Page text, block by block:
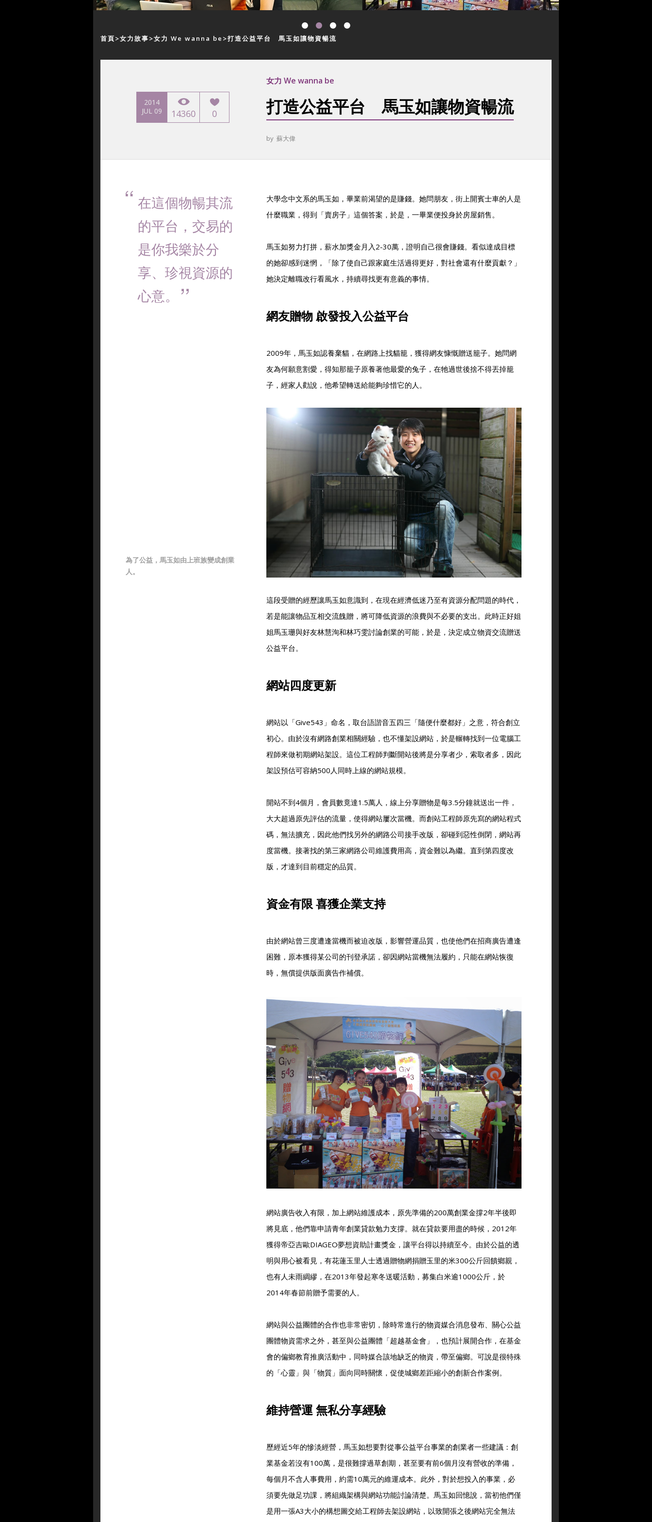
首頁 女力故事 女力 We wanna be 打造公益平台 馬玉如讓物資暢流
2014
JUL 09
14360 0
女力 We wanna be
打造公益平台 馬玉如讓物資暢流
by 蘇大偉
在這個物暢其流
的平台，交易的
是你我樂於分
享、珍視資源的
心意。
大學念中文系的馬玉如，畢業前渴望的是賺錢。她問朋友，街上開賓士車的人是
什麼職業，得到「賣房子」這個答案，於是，一畢業便投身於房屋銷售。
馬玉如努力打拼，薪水加獎金月入2-30萬，證明自己很會賺錢。看似達成目標
的她卻感到迷惘，「除了使自己跟家庭生活過得更好，對社會還有什麼貢獻？」
她決定離職改行看風水，持續尋找更有意義的事情。
網友贈物 啟發投入公益平台
2009年，馬玉如認養棄貓，在網路上找貓籠，獲得網友慷慨贈送籠子。她問網
友為何願意割愛，得知那籠子原養著他最愛的兔子，在牠過世後捨不得丟掉籠
子，經家人勸說，他希望轉送給能夠珍惜它的人。
為了公益，馬玉如由上班族變成創業
人。
這段受贈的經歷讓馬玉如意識到，在現在經濟低迷乃至有資源分配問題的時代，
若是能讓物品互相交流餽贈，將可降低資源的浪費與不必要的支出。此時正好姐
姐馬玉珊與好友林慧洵和林巧雯討論創業的可能，於是，決定成立物資交流贈送
公益平台。
網站四度更新
網站以「Give543」命名，取台語諧音五四三「隨便什麼都好」之意，符合創立
初心。由於沒有網路創業相關經驗，也不懂架設網站，於是輾轉找到一位電腦工
程師來做初期網站架設。這位工程師判斷開站後將是分享者少，索取者多，因此
架設預估可容納500人同時上線的網站規模。
開站不到4個月，會員數竟達1.5萬人，線上分享贈物是每3.5分鐘就送出一件，
大大超過原先評估的流量，使得網站屢次當機。而創站工程師原先寫的網站程式
碼，無法擴充，因此他們找另外的網路公司接手改版，卻碰到惡性倒閉，網站再
度當機。接著找的第三家網路公司維護費用高，資金難以為繼。直到第四度改
版，才達到目前穩定的品質。
資金有限 喜獲企業支持
由於網站曾三度遭逢當機而被迫改版，影響營運品質，也使他們在招商廣告遭逢
困難，原本獲得某公司的刊登承諾，卻因網站當機無法履約，只能在網站恢復
時，無償提供版面廣告作補償。
網站廣告收入有限，加上網站維護成本，原先準備的200萬創業金撐2年半後即
將見底，他們靠申請青年創業貸款勉力支撐。就在貸款要用盡的時候，2012年
獲得帝亞吉歐DIAGEO夢想資助計畫獎金，讓平台得以持續至今。由於公益的透
明與用心被看見，有花蓮玉里人士透過贈物網捐贈玉里的米300公斤回饋鄉親，
也有人未雨綢繆，在2013年發起寒冬送暖活動，募集白米逾1000公斤，於
2014年春節前贈予需要的人。
網站與公益團體的合作也非常密切，除時常進行的物資媒合消息發布、關心公益
團體物資需求之外，甚至與公益團體「超越基金會」，也預計展開合作，在基金
會的偏鄉教育推廣活動中，同時媒合該地缺乏的物資，帶至偏鄉。可說是很特殊
的「心靈」與「物質」面向同時關懷，促使城鄉差距縮小的創新合作案例。
維持營運 無私分享經驗
歷經近5年的慘淡經營，馬玉如想要對從事公益平台事業的創業者一些建議：創
業基金若沒有100萬，是很難撐過草創期，甚至要有前6個月沒有營收的準備，
每個月不含人事費用，約需10萬元的維運成本。此外，對於想投入的事業，必
須要先做足功課，將組織架構與網站功能討論清楚。馬玉如回憶說，當初他們僅
是用一張A3大小的構想圖交給工程師去架設網站，以致開張之後網站完全無法